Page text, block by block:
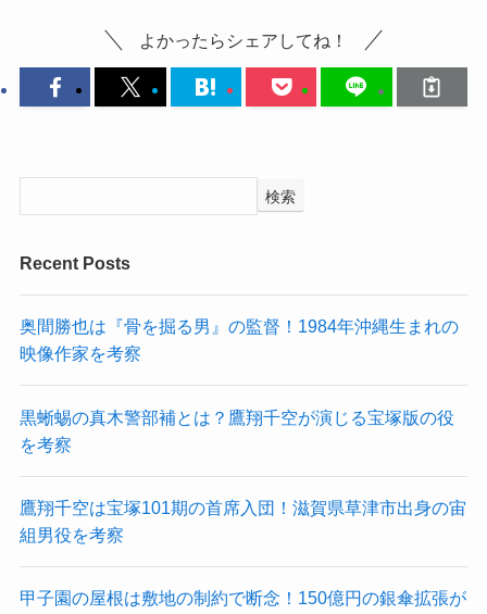
よかったらシェアしてね！
検索
Recent Posts
奥間勝也は『骨を掘る男』の監督！1984年沖縄生まれの
映像作家を考察
黒蜥蜴の真木警部補とは？鷹翔千空が演じる宝塚版の役
を考察
鷹翔千空は宝塚101期の首席入団！滋賀県草津市出身の宙
組男役を考察
甲子園の屋根は敷地の制約で断念！150億円の銀傘拡張が